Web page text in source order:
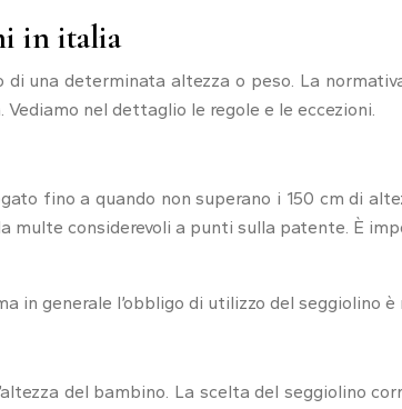
in italia
una determinata altezza o peso. La
nel dettaglio le regole e le eccezioni.
fino a quando non superano i 150 cm di
multe considerevoli a punti sulla patente. È
in generale l’obbligo di utilizzo del seggiolino è
del bambino. La scelta del seggiolino